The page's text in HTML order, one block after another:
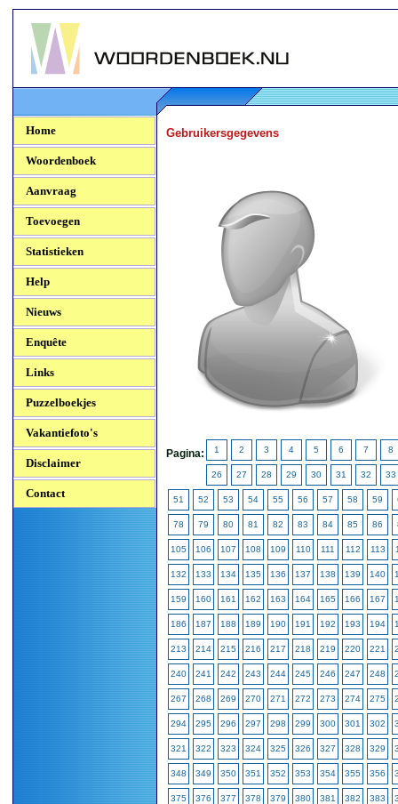
Woordenboek.NU
Home
Woordenboek
Aanvraag
Toevoegen
Statistieken
Help
Nieuws
Enquête
Links
Puzzelboekjes
Vakantiefoto's
Disclaimer
Contact
Gebruikersgegevens
Pagina: 1 2 3 4 5 6 7 8
26 27 28 29 30 31 32 33
51 52 53 54 55 56 57 58 59
78 79 80 81 82 83 84 85 86
105 106 107 108 109 110 111 112 113
132 133 134 135 136 137 138 139 140
159 160 161 162 163 164 165 166 167
186 187 188 189 190 191 192 193 194
213 214 215 216 217 218 219 220 221
240 241 242 243 244 245 246 247 248
267 268 269 270 271 272 273 274 275
294 295 296 297 298 299 300 301 302
321 322 323 324 325 326 327 328 329
348 349 350 351 352 353 354 355 356
375 376 377 378 379 380 381 382 383